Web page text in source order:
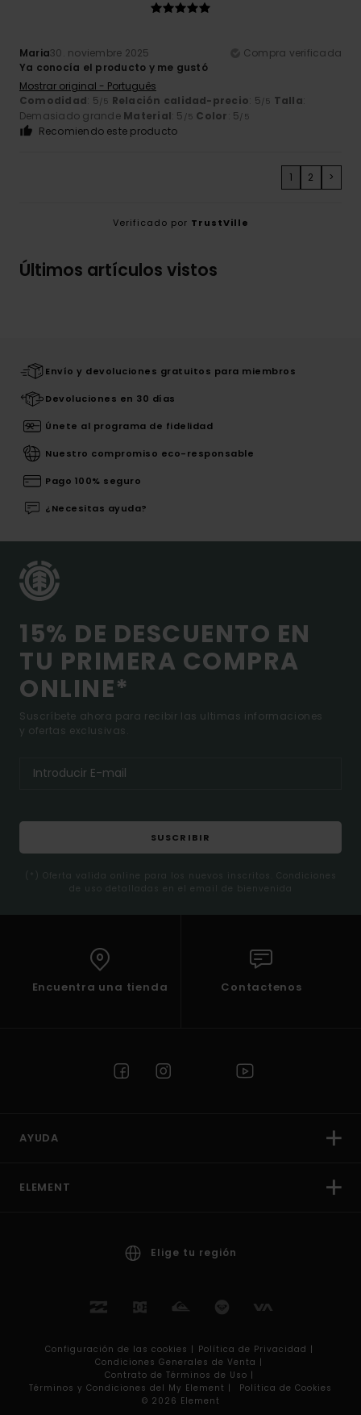
Maria30. noviembre 2025
Compra verificada
Ya conocía el producto y me gustó
Mostrar original - Português
Comodidad: 5/5 Relación calidad-precio: 5/5 Talla:
Demasiado grande Material: 5 /5 Color: 5/5
Recomiendo este producto
1 2 >
Verificado por TrustVille
Últimos artículos vistos
Envío y devoluciones gratuitos para miembros
Devoluciones en 30 días
Únete al programa de fidelidad
Nuestro compromiso eco-responsable
Pago 100% seguro
¿Necesitas ayuda?
15% DE DESCUENTO EN
TU PRIMERA COMPRA
ONLINE*
Suscríbete ahora para recibir las ultimas informaciones
y ofertas exclusivas.
SUSCRIBIR
(*) Oferta valida online para los nuevos inscritos. Condiciones
de uso detalladas en el email de bienvenida
Encuentra una tienda Contactenos
AYUDA
ELEMENT
Elige tu región
Configuración de las cookies | Política de Privacidad |
Condiciones Generales de Venta |
Contrato de Términos de Uso |
Términos y Condiciones del My Element |
Política de Cookies
© 2026 Element